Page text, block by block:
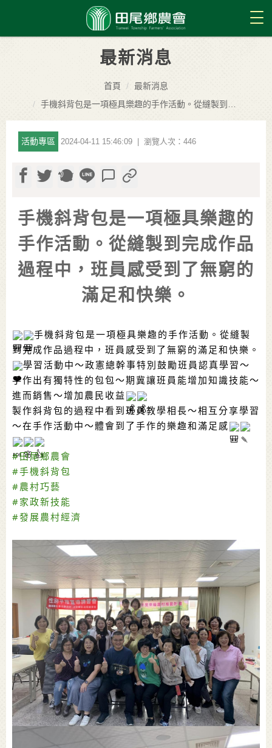
最新消息
首頁
最新消息
手機斜背包是一項極具樂趣的手作活動。從縫製到完成作品過程中，班員感受到了無窮的滿足和快樂。
活動專區 2024-04-11 15:46:09 | 瀏覽人次：446
手機斜背包是一項極具樂趣的
手作活動。從縫製到完成作品
過程中，班員感受到了無窮的
滿足和快樂。
手機斜背包是一項極具樂趣的手作活動。從縫製
到完成作品過程中，班員感受到了無窮的滿足和快樂。
學習活動中～政憲總幹事特別鼓勵班員認真學習～
手作出有獨特性的包包～期冀讓班員能增加知識技能～
進而銷售～增加農民收益
製作斜背包的過程中看到班員教學相長～相互分享學習
～在手作活動中～體會到了手作的樂趣和滿足感
#田尾鄉農會
#手機斜背包
#農村巧藝
#家政新技能
#發展農村經濟